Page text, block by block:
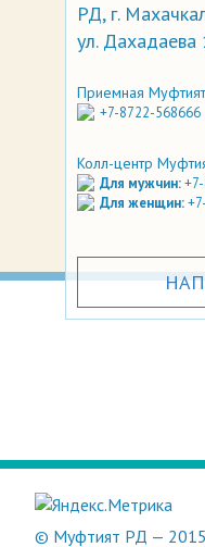
РД, г.
ул. Дахадаева
Приемная
+7-8722-568666
Колл-центр
Для мужчин:
Для женщин:
© Муфтият РД — 2015